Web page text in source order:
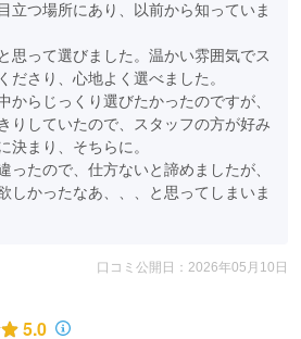
立つ場所にあり、以前から知っていま
思って選びました。温かい雰囲気でス
ださり、心地よく選べました。
からじっくり選びたかったのですが、
りしていたので、スタッフの方が好み
決まり、そちらに。
ったので、仕方ないと諦めましたが、
しかったなあ、、、と思ってしまいま
口コミ公開日：2026年05月10日
5.0